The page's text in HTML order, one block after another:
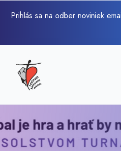
Prihlás sa na odber noviniek